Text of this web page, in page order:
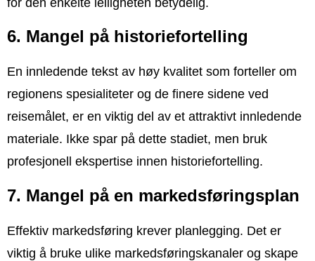
6. Mangel på historiefortelling
En innledende tekst av høy kvalitet som forteller om
regionens spesialiteter og de finere sidene ved
reisemålet, er en viktig del av et attraktivt innledende
materiale. Ikke spar på dette stadiet, men bruk
profesjonell ekspertise innen historiefortelling.
7. Mangel på en markedsføringsplan
Effektiv markedsføring krever planlegging. Det er
viktig å bruke ulike markedsføringskanaler og skape